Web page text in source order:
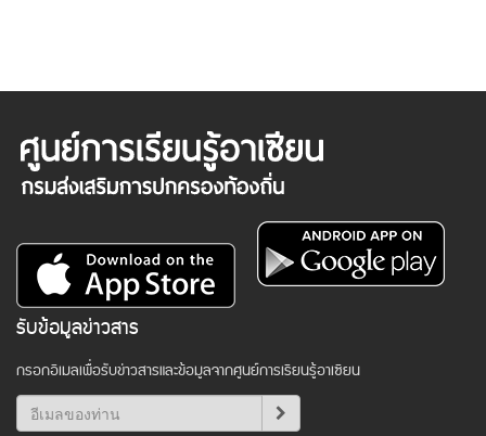
รับข้อมูลข่าวสาร
กรอกอีเมลเพื่อรับข่าวสารและข้อมูลจากศูนย์การเรียนรู้อาเซียน